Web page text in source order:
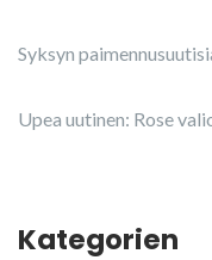
Syksyn
Upea uutinen: Rose
Kategorien